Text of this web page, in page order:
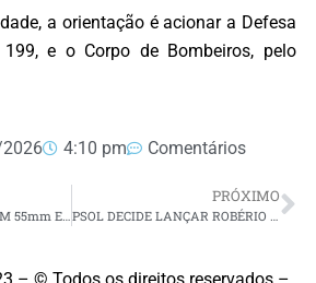
a orientação é acionar a Defesa
e o Corpo de Bombeiros, pelo
4:10 pm Comentários
PRÓXIMO